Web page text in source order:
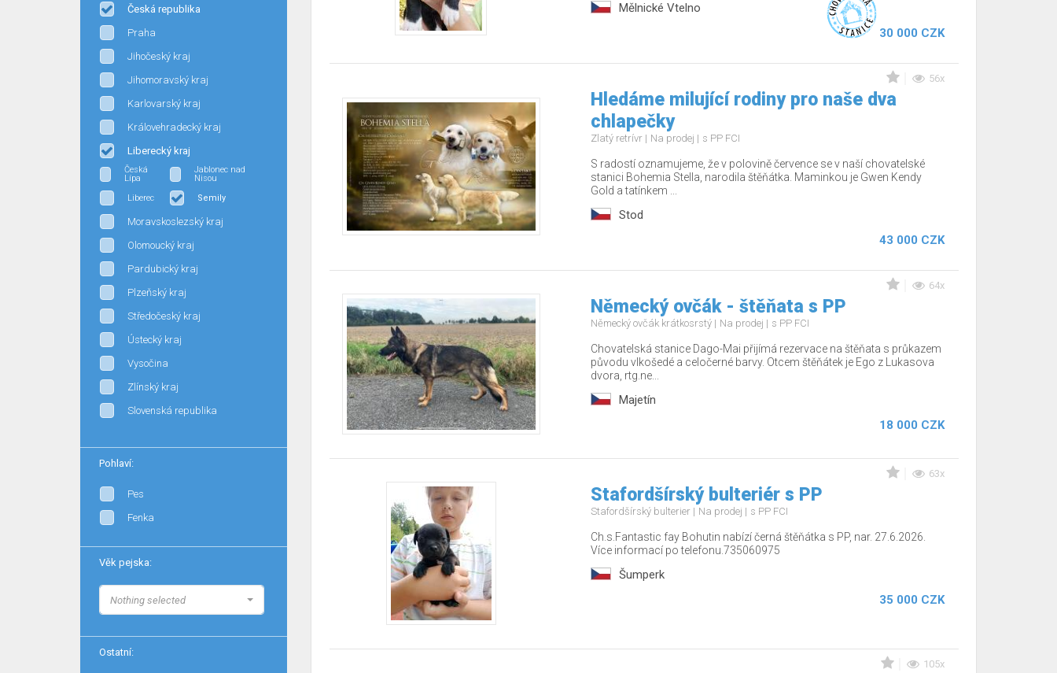
Česká republika
Praha
Jihočeský kraj
Jihomoravský kraj
Karlovarský kraj
Královehradecký kraj
Liberecký kraj
Česká
Lípa
Jablonec nad
Nisou
Liberec
Semily
Moravskoslezský kraj
Olomoucký kraj
Pardubický kraj
Plzeňský kraj
Středočeský kraj
Ústecký kraj
Vysočina
Zlínský kraj
Slovenská republika
Pohlaví:
Pes
Fenka
Věk pejska:
Nothing selected
Ostatní:
Mělnické Vtelno
30 000 CZK
56x
Hledáme milující rodiny pro naše dva
chlapečky
Zlatý retrívr Na prodej s PP FCI
S radostí oznamujeme, že v polovině července se v naší chovatelské
stanici Bohemia Stella, narodila štěňátka. Maminkou je Gwen Kendy
Gold a tatínkem ...
Stod
43 000 CZK
64x
Německý ovčák - štěňata s PP
Německý ovčák krátkosrstý Na prodej s PP FCI
Chovatelská stanice Dago-Mai přijímá rezervace na štěňata s průkazem
původu vlkošedé a celočerné barvy. Otcem štěňátek je Ego z Lukasova
dvora, rtg.ne...
Majetín
18 000 CZK
63x
Stafordšírský bulteriér s PP
Stafordšírský bulterier Na prodej s PP FCI
Ch.s.Fantastic fay Bohutin nabízí černá štěňátka s PP, nar. 27.6.2026.
Více informací po telefonu.735060975
Šumperk
35 000 CZK
105x